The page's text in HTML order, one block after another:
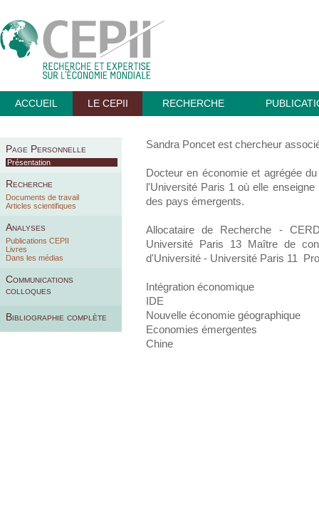
ACCUEIL LE CEPII RECHERCHE
Page Personnelle
Présentation
Recherche
Documents de travail
Articles scientifiques
Analyses
Publications CEPII
Livres
Dans les médias
Communications
colloques
Bibliographie complète
Sandra Poncet est chercheur
Docteur en économie et agrégée
l'Université Paris 1 où elle
des pays émergents.
Allocataire de Recherche -
Université Paris 13 Maître de
d'Université - Université Paris 11
Intégration économique
IDE
Nouvelle économie géographique
Economies émergentes
Chine